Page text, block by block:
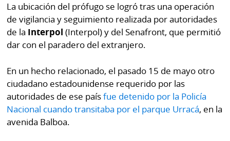
La ubicación del prófugo se logró tras una operación
de vigilancia y seguimiento realizada por autoridades
de la Interpol (Interpol) y del Senafront, que permitió
dar con el paradero del extranjero.
En un hecho relacionado, el pasado 15 de mayo otro
ciudadano estadounidense requerido por las
autoridades de ese paísfue detenido por la Policía
Nacional cuando transitaba por el parque Urracá, en la
avenida Balboa.